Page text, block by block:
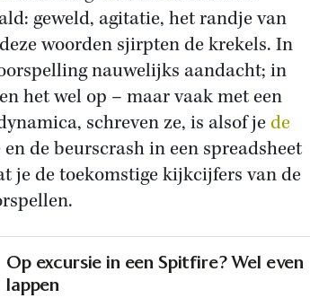
geweld, agitatie, het randje van
woorden sjirpten de krekels. In
nauwelijks aandacht; in
het wel op – maar vaak met een
schreven ze, is alsof jede
de beurscrash in een spreadsheet
je de toekomstige kijkcijfers van de
Op excursie in een Spitfire? Wel even
lappen